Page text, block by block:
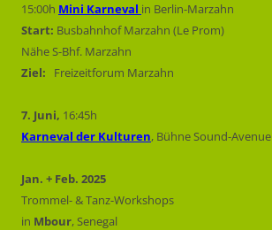
15:00h Mini Karneval in Berlin-Marzahn
Start: Busbahnhof Marzahn (Le Prom)
Nähe S-Bhf. Marzahn
Ziel: Freizeitforum Marzahn
7. Juni, 16:45h
Karneval der Kulturen, Bühne Sound-Avenue
Jan. + Feb. 2025
Trommel- & Tanz-Workshops
in Mbour, Senegal